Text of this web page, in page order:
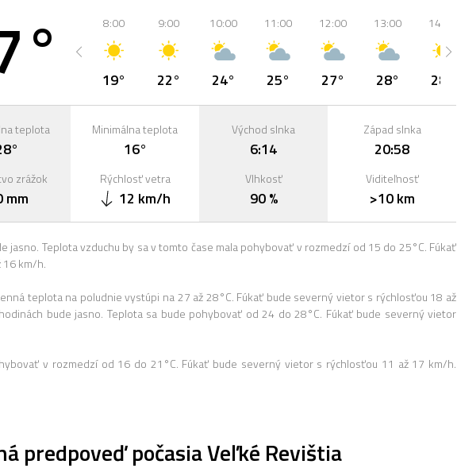
8:00
19°
9:00
22°
10:00
24°
11:00
25°
12:00
27°
13:00
28°
14:00
28°
teplota
zrážok
mm
Minimálna teplota
16°
Rýchlosť vetra
12 km/h
Východ slnka
6:14
Vlhkosť
90 %
Západ slnka
20:58
Viditeľnosť
>10 km
jasno. Teplota vzduchu by sa v tomto čase mala pohybovať v rozmedzí od 15 do 25°C. Fúkať
km/h.
teplota na poludnie vystúpi na 27 až 28°C. Fúkať bude severný vietor s rýchlosťou 18 až
bude jasno. Teplota sa bude pohybovať od 24 do 28°C. Fúkať bude severný vietor
v rozmedzí od 16 do 21°C. Fúkať bude severný vietor s rýchlosťou 11 až 17 km/h.
predpoveď počasia Veľké Revištia